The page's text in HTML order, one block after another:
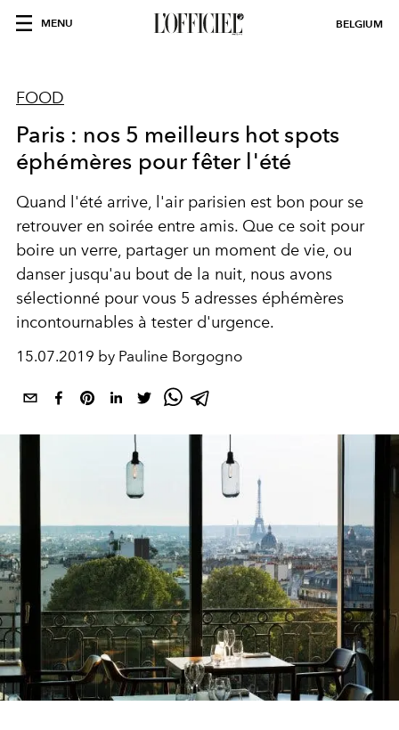
MENU BELGIUM
FOOD
Paris : nos 5 meilleurs hot spots
éphémères pour fêter l'été
Quand l'été arrive, l'air parisien est bon pour se
retrouver en soirée entre amis. Que ce soit pour
boire un verre, partager un moment de vie, ou
danser jusqu'au bout de la nuit, nous avons
sélectionné pour vous 5 adresses éphémères
incontournables à tester d'urgence.
15.07.2019 by Pauline Borgogno